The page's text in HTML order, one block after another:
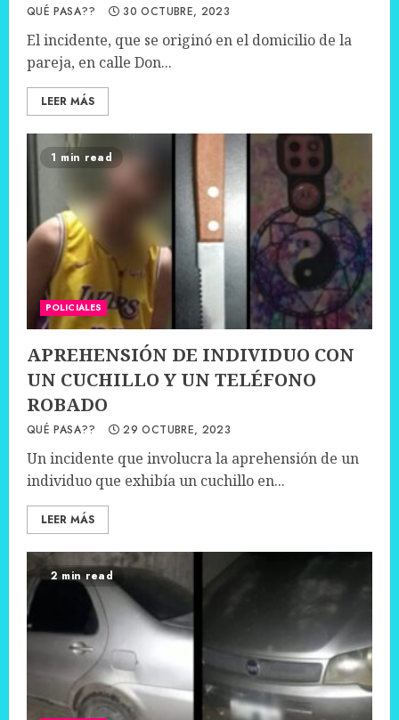
QUÉ PASA?? 30 OCTUBRE, 2023
El incidente, que se originó en el domicilio de la
pareja, en calle Don...
LEER MÁS
1 min read
POLICIALES
APREHENSIÓN DE INDIVIDUO CON
UN CUCHILLO Y UN TELÉFONO
ROBADO
QUÉ PASA?? 29 OCTUBRE, 2023
Un incidente que involucra la aprehensión de un
individuo que exhibía un cuchillo en...
LEER MÁS
2 min read